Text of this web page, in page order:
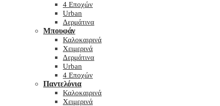
4 Εποχών
Urban
Δερμάτινα
Μπουφάν
Καλοκαιρινά
Χειμερινά
Δερμάτινα
Urban
4 Εποχών
Παντελόνια
Καλοκαιρινά
Χειμερινά